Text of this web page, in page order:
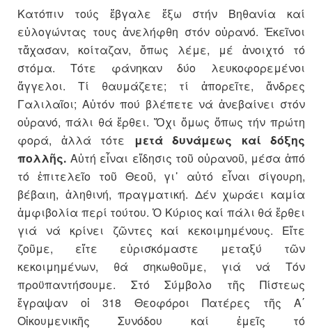
Κατόπιν τούς ἔβγαλε ἔξω στήν Βηθανία καί
εὐλογώντας τους ἀνελήφθη στόν οὐρανό. Ἐκεῖνοι
τἄχασαν, κοίταζαν, ὅπως λέμε, μέ ἀνοιχτό τό
στόμα. Τότε φάνηκαν δύο λευκοφορεμένοι
ἄγγελοι. Τί θαυμάζετε; τί ἀπορεῖτε, ἄνδρες
Γαλιλαῖοι; Αὐτόν πού βλέπετε νά ἀνεβαίνει στόν
οὐρανό, πάλι θά ἔρθει. Ὄχι ὅμως ὅπως τήν πρώτη
φορά, ἀλλά τότε
μετά δυνάμεως καί δόξης
πολλῆς. Αὐτή εἶναι εἴδησις τοῦ οὐρανοῦ, μέσα ἀπό
τό ἐπιτελεῖο τοῦ Θεοῦ, γι᾿ αὐτό εἶναι σίγουρη,
βέβαιη, ἀληθινή, πραγματική. Δέν χωράει καμία
ἀμφιβολία περί τούτου. Ὁ Κύριος καί πάλι θά ἔρθει
γιά νά κρίνει ζῶντες καί κεκοιμημένους. Εἴτε
ζοῦμε, εἴτε εὑρισκόμαστε μεταξύ τῶν
κεκοιμημένων, θά σηκωθοῦμε, γιά νά Τόν
προϋπαντήσουμε. Στό Σύμβολο τῆς Πίστεως
ἔγραψαν οἱ 318 Θεοφόροι Πατέρες τῆς Α΄
Οἰκουμενικῆς Συνόδου καί ἐμεῖς τό